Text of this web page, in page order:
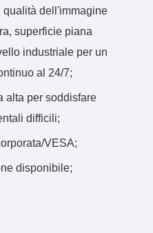
qualità dell'immagine
superficie piana
industriale per un
al 24/7;
alta per soddisfare
difficili;
VESA;
disponibile;